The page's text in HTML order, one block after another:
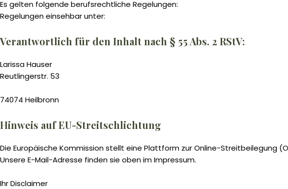
Es gelten folgende berufsrechtliche Regelungen:
Regelungen einsehbar unter:
Verantwortlich für den Inhalt nach § 55 Abs. 2 RStV:
Larissa Hauser
Reutlingerstr. 53
74074 Heilbronn
Hinweis auf EU-Streitschlichtung
Die Europäische Kommission stellt eine Plattform zur Online-Streitbeilegung
Unsere E-Mail-Adresse finden sie oben im Impressum.
Ihr Disclaimer